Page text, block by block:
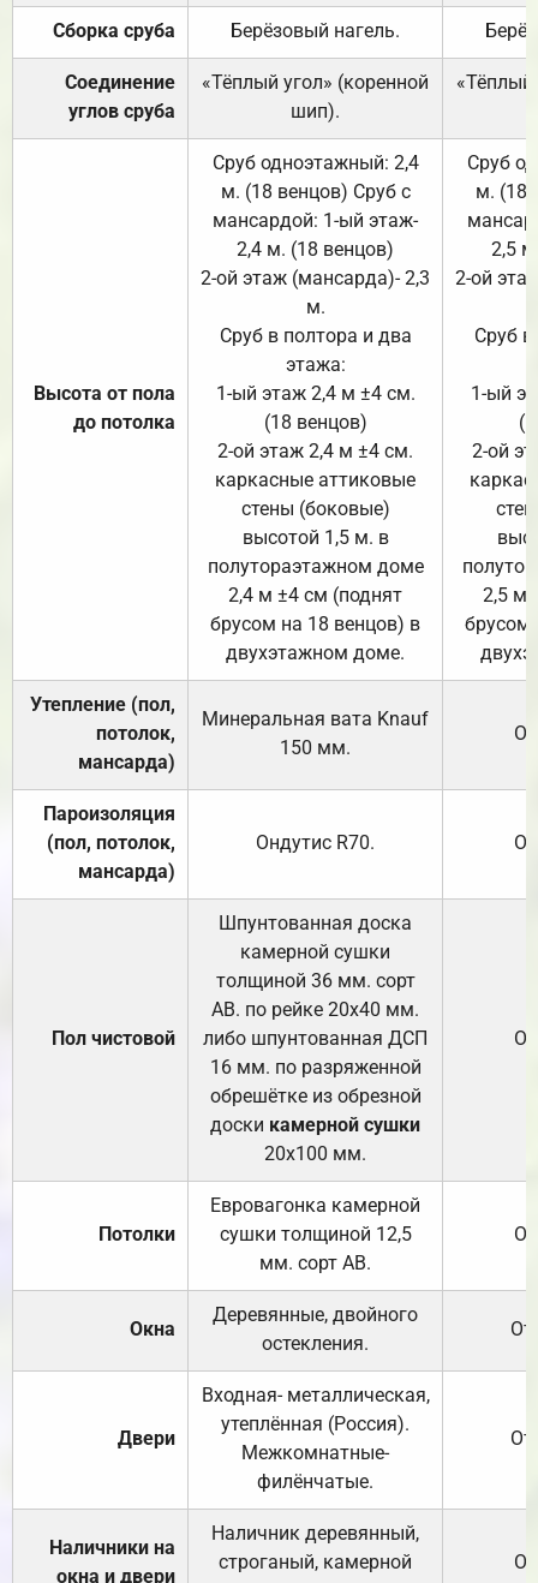
Сборка сруба Берёзовый нагель.
Соединение
углов сруба
«Тёплый угол» (коренной
шип).
«Тёплый
Высота от пола
до потолка
Сруб одноэтажный: 2,4
м. (18 венцов) Сруб с
мансардой: 1-ый этаж-
2,4 м. (18 венцов)
2-ой этаж (мансарда)- 2,3
м.
Сруб в полтора и два
этажа:
1-ый этаж 2,4 м ±4 см.
(18 венцов)
2-ой этаж 2,4 м ±4 см.
каркасные аттиковые
стены (боковые)
высотой 1,5 м. в
полутораэтажном доме
2,4 м ±4 см (поднят
брусом на 18 венцов) в
двухэтажном доме.
Сруб
м. (18
2,5
2-ой
Сруб
1-ый
2-ой
2,5 м
брусом
Утепление (пол,
потолок,
мансарда)
Минеральная вата Knauf
150 мм.
Пароизоляция
(пол, потолок,
мансарда)
Ондутис R70.
Пол чистовой
Шпунтованная доска
камерной сушки
толщиной 36 мм. сорт
АВ. по рейке 20х40 мм.
либо шпунтованная ДСП
16 мм. по разряженной
обрешётке из обрезной
доски камерной сушки
20х100 мм.
Потолки
Евровагонка камерной
сушки толщиной 12,5
мм. сорт АВ.
Окна
Деревянные, двойного
остекления.
Двери
Входная- металлическая,
утеплённая (Россия).
Межкомнатные-
филёнчатые.
Наличники на
окна и двери
Наличник деревянный,
строганый, камерной